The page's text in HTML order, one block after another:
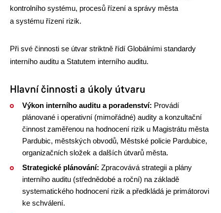
kontrolního systému, procesů řízení a správy města
a systému řízení rizik.
Při své činnosti se útvar striktně řídí Globálními standardy
interního auditu a Statutem interního auditu.
Hlavní činnosti a úkoly útvaru
Výkon interního auditu a poradenství: Provádí
plánované i operativní (mimořádné) audity a konzultační
činnost zaměřenou na hodnocení rizik u Magistrátu města
Pardubic, městských obvodů, Městské policie Pardubice,
organizačních složek a dalších útvarů města.
Strategické plánování: Zpracovává strategii a plány
interního auditu (střednědobé a roční) na základě
systematického hodnocení rizik a předkládá je primátorovi
ke schválení.